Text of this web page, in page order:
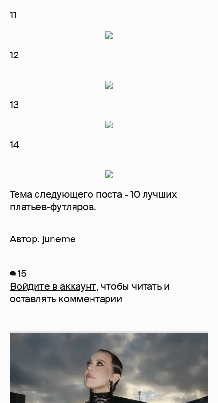
11
12
13
14
Тема следующего поста - 10 лучших
платьев-футляров.
Автор: juneme
15
Войдите в аккаунт, чтобы читать и
оставлять комментарии